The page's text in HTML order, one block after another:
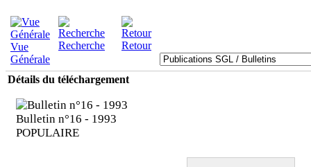
Vue
Générale
Recherche Retour
Détails du téléchargement
Bulletin n°16 - 1993
POPULAIRE